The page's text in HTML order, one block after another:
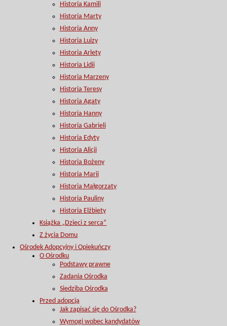
Historia Kamili
Historia Marty
Historia Anny
Historia Luizy
Historia Arlety
Historia Lidii
Historia Marzeny
Historia Teresy
Historia Agaty
Historia Hanny
Historia Gabrieli
Historia Edyty
Historia Alicji
Historia Bożeny
Historia Marii
Historia Małgorzaty
Historia Pauliny
Historia Elżbiety
Książka „Dzieci z serca”
Z życia Domu
Ośrodek Adopcyjny i Opiekuńczy
O Ośrodku
Podstawy prawne
Zadania Ośrodka
Siedziba Ośrodka
Przed adopcją
Jak zapisać się do Ośrodka?
Wymogi wobec kandydatów